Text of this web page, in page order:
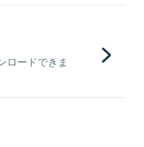
ロードできま